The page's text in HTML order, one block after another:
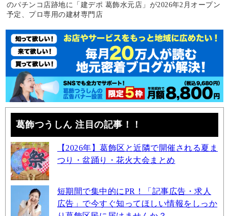
のパチンコ店跡地に「建デポ 葛飾水元店」が2026年2月オープン
予定、プロ専用の建材専門店
葛飾つうしん 注目の記事！！
【2026年】葛飾区と近隣で開催される夏ま
つり・盆踊り・花火大会まとめ
短期間で集中的にPR！「記事広告・求人
広告」で今すぐ知ってほしい情報をしっか